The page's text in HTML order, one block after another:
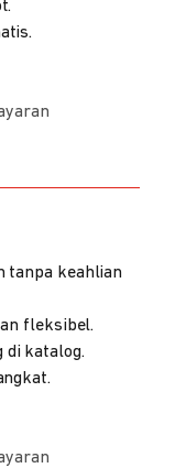
tanpa keahlian
fleksibel.
di katalog.